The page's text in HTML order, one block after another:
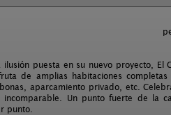
puesta en su nuevo proyecto, El
de amplias habitaciones completas
aparcamiento privado, etc.
Un punto fuerte de la
punto.